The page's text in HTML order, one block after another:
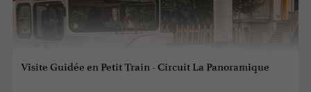
Visite Guidée en Petit Train - Circuit La Panoramique